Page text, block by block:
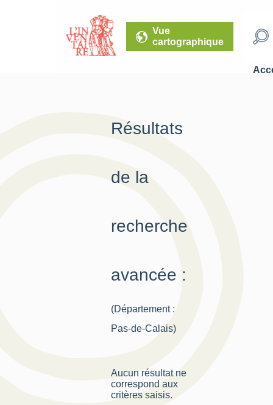
Vue
cartographique
Résultats
de la
recherche
avancée :
(Département :
Pas-de-Calais)
Aucun résultat ne
correspond aux
critères saisis.